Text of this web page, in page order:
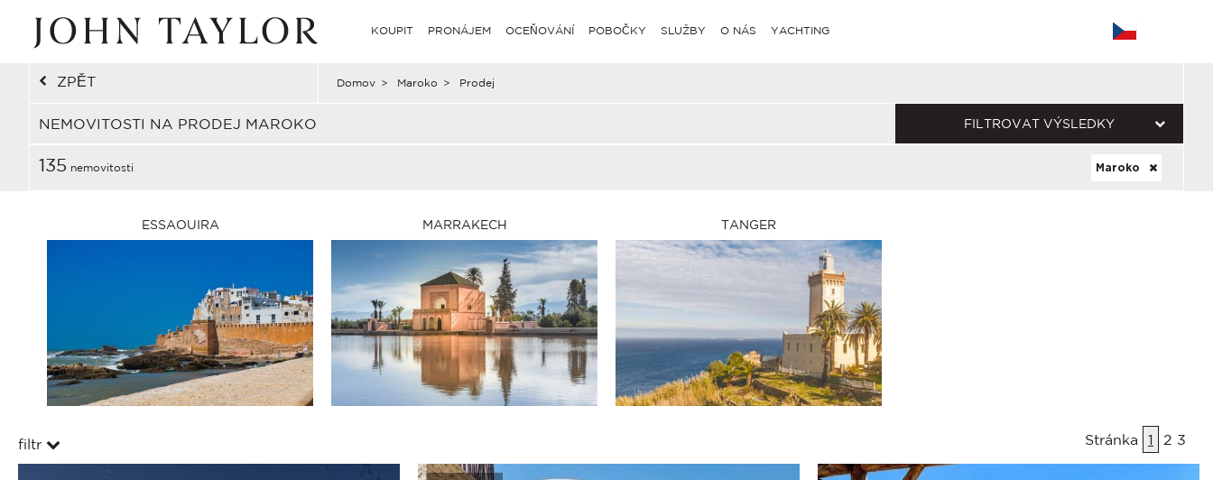
KOUPIT PRONÁJEM OCEŇOVÁNÍ POBOČKY SLUŽBY O NÁS YACHTING
ZPĚT Domov > Maroko > Prodej
NEMOVITOSTI NA PRODEJ MAROKO FILTROVAT VÝSLEDKY
135 nemovitosti Maroko
ESSAOUIRA MARRAKECH TANGER
filtr Stránka 1 2 3